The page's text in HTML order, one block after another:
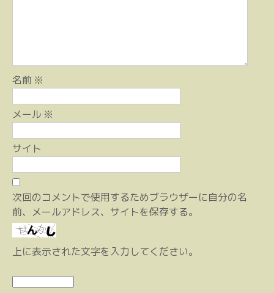
名前 ※
メール ※
サイト
次回のコメントで使用するためブラウザーに自分の名
前、メールアドレス、サイトを保存する。
上に表示された文字を入力してください。